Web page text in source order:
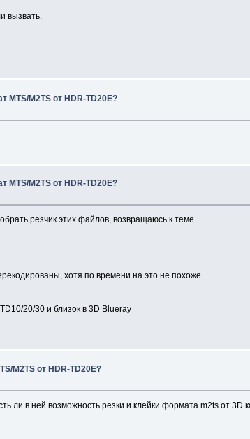
вызвать.
MTS/M2TS от HDR-TD20E?
MTS/M2TS от HDR-TD20E?
резчик этих файлов, возвращаюсь к теме.
хотя по времени на это не похоже.
20/30 и близок в 3D Blueray
M2TS от HDR-TD20E?
ли в ней возможность резки и клейки формата m2ts от 3D